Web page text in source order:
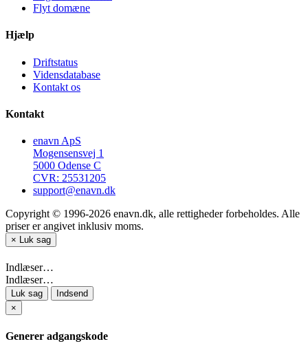
Flyt domæne
Hjælp
Driftstatus
Vidensdatabase
Kontakt os
Kontakt
enavn ApS
Mogensensvej 1
5000 Odense C
CVR: 25531205
support@enavn.dk
Copyright © 1996-2026 enavn.dk, alle rettigheder forbeholdes. Alle
priser er angivet inklusiv moms.
× Luk sag
Indlæser…
Indlæser…
Luk sag
Indsend
×
Generer adgangskode